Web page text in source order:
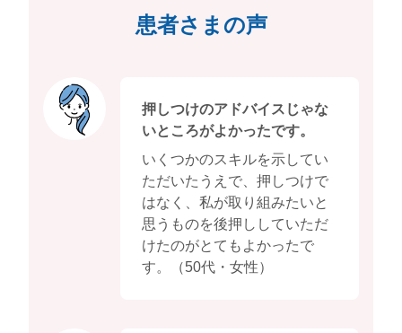
患者さまの声
押しつけのアドバイスじゃな
いところがよかったです。
いくつかのスキルを示してい
ただいたうえで、押しつけで
はなく、私が取り組みたいと
思うものを後押ししていただ
けたのがとてもよかったで
す。（50代・女性）